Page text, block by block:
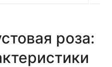
роза: